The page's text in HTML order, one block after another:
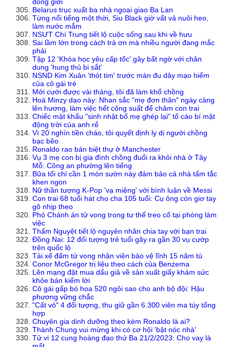
Belarus trục xuất ba nhà ngoại giao Ba Lan
Từng nổi tiếng một thời, Siu Black giờ vất vả nuôi heo,
làm nước mắm
NSƯT Chí Trung tiết lộ cuộc sống sau khi về hưu
Sai lầm lớn trong cách trả ơn mà nhiều người đang mắc
phải
Tập 12 'Khóa học yêu cấp tốc' gây bất ngờ với chân
dung 'hung thủ bi sắt'
NSND Kim Xuân 'thót tim' trước màn đu dây mạo hiểm
của cô gái trẻ
Mới cưới được vài tháng, tôi đã làm khổ chồng
Hoà Minzy dạo này: Nhan sắc "mẹ đơn thân" ngày càng
lên hương, làm việc hết công suất để chăm con trai
Chiếc mật khẩu "sinh nhật bố mẹ ghép lại" tố cáo bí mật
động trời của anh rể
Vì 20 nghìn tiền cháo, tôi quyết định ly dị người chồng
bạc bẽo
Ronaldo rao bán biệt thự ở Manchester
Vụ 3 mẹ con bị gia đình chồng đuổi ra khỏi nhà ở Tây
Mỗ: Công an phường lên tiếng
Bữa tối chỉ cần 1 món sườn này đảm bảo cả nhà tấm tắc
khen ngon
Nữ thần tượng K-Pop 'vạ miệng' với bình luận về Messi
Con trai 68 tuổi hát cho cha 105 tuổi: Cụ ông còn giơ tay
gõ nhịp theo
Phó Chánh án tử vong trong tư thế treo cổ tại phòng làm
việc
Thẩm Nguyệt tiết lộ nguyên nhân chia tay với bạn trai
Đồng Nai: 12 đối tượng trẻ tuổi gây ra gần 30 vụ cướp
trên quốc lộ
Tài xế đấm tử vong nhân viên bảo vệ lĩnh 15 năm tù
Conor McGregor trị liệu theo cách của Benzema
Lên mạng đặt mua dấu giả về sản xuất giấy khám sức
khỏe bán kiếm lời
Cô gái gấp bó hoa 520 ngôi sao cho anh bộ đội: Hậu
phương vững chắc
"Cất vó" 4 đối tượng, thu giữ gần 6.300 viên ma túy tổng
hợp
Chuyên gia dinh dưỡng theo kèm Ronaldo là ai?
Thành Chung vui mừng khi có cơ hội 'bật nóc nhà'
Tử vi 12 cung hoàng đạo thứ Ba 21/2/2023: Cho vay là